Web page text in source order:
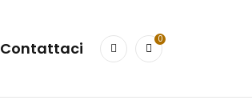
Contattaci 0